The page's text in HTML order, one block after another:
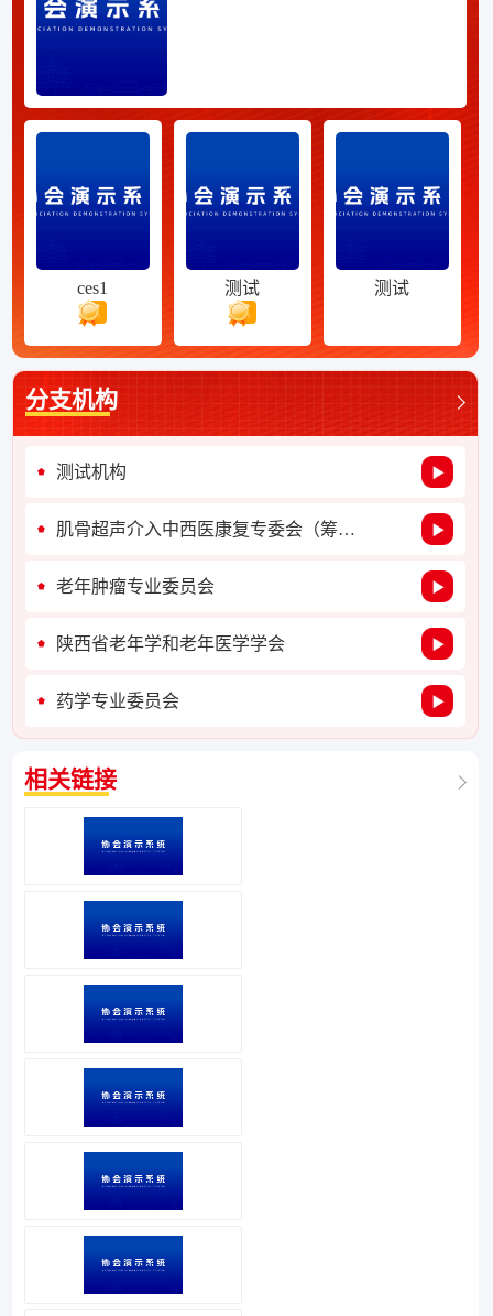
ces1 测试 测试
分支机构
测试机构
肌骨超声介入中西医康复专委会（筹备）
老年肿瘤专业委员会
陕西省老年学和老年医学学会
药学专业委员会
相关链接